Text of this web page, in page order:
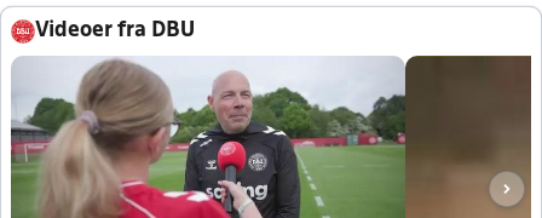
Videoer fra DBU